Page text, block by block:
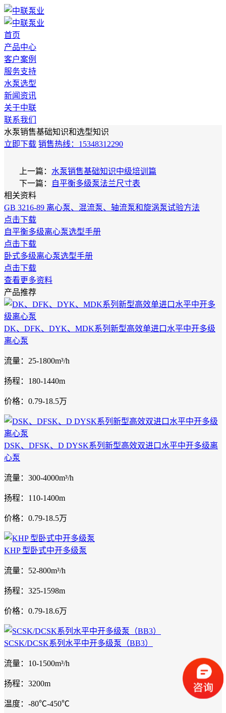
首页
产品中心
客户案例
服务支持
水泵选型
新闻资讯
关于中联
联系我们
水泵销售基础知识和选型知识
立即下载 销售热线：15348312290
上一篇： 水泵销售基础知识中级培训篇
下一篇：
自平衡多级泵法兰尺寸表
相关资料
GB 3216-89 离心泵、混流泵、轴流泵和旋涡泵试验方法
点击下载
自平衡多级离心泵选型手册
点击下载
卧式多级离心泵选型手册
点击下载
查看更多资料
产品推荐
DK、DFK、DYK、MDK系列新型高效单进口水平中开多级
离心泵
流量：25-1800m³/h
扬程：180-1440m
价格：0.79-18.5万
DSK、DFSK、D DYSK系列新型高效双进口水平中开多级离
心泵
流量：300-4000m³/h
扬程：110-1400m
价格：0.79-18.5万
KHP 型卧式中开多级泵
流量：52-800m³/h
扬程：325-1598m
价格：0.79-18.6万
SCSK/DCSK系列水平中开多级泵（BB3）
流量：10-1500m³/h
扬程：3200m
温度：-80℃-450℃